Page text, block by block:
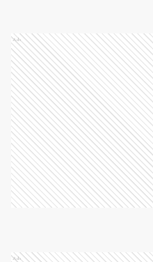
Ads
Ads